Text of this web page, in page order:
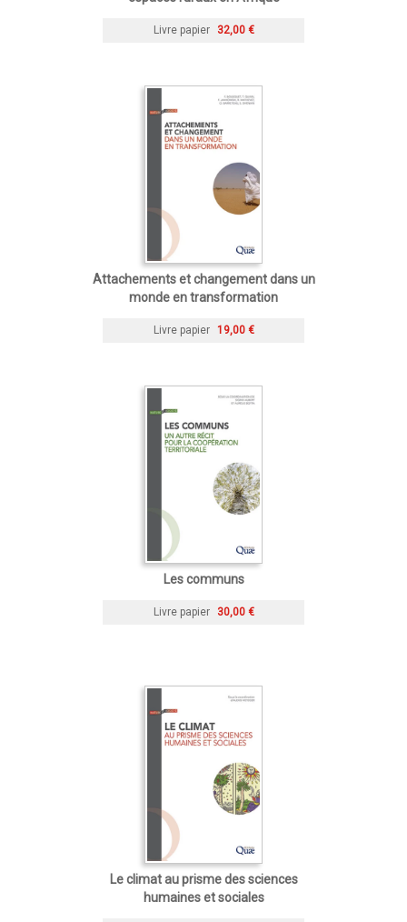
Livre papier 32,00 €
Attachements et changement dans un
monde en transformation
Livre papier 19,00 €
Les communs
Livre papier 30,00 €
Le climat au prisme des sciences
humaines et sociales